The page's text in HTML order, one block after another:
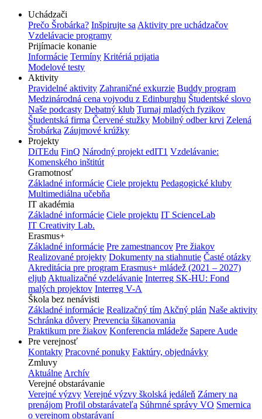
Uchádzači
Prečo Šrobárka? Inšpirujte sa Aktivity pre uchádzačov
Vzdelávacie programy
Prijímacie konanie
Informácie Termíny Kritériá prijatia
Modelové testy
Aktivity
Pravidelné aktivity Zahraničné exkurzie Buddy program
Medzinárodná cena vojvodu z Edinburghu Študentské slovo
Naše podcasty Debatný klub Turnaj mladých fyzikov
Študentská firma Červené stužky Mobilný odber krvi Zelená
Šrobárka Záujmové krúžky
Projekty
DiTEdu FinQ Národný projekt edIT1 Vzdelávanie:
Komenského inštitút
Gramotnosť
Základné informácie Ciele projektu Pedagogické kluby
Multimediálna učebňa
IT akadémia
Základné informácie Ciele projektu IT ScienceLab
IT Creativity Lab.
Erasmus+
Základné informácie Pre zamestnancov Pre žiakov
Realizované projekty Dokumenty na stiahnutie Časté otázky
Akreditácia pre program Erasmus+ mládež (2021 – 2027)
eljub Aktualizačné vzdelávanie Interreg SK-HU: Fond
malých projektov Interreg V-A
Škola bez nenávisti
Základné informácie Realizačný tím Akčný plán Naše aktivity
Schránka dôvery Prevencia šikanovania
Praktikum pre žiakov Konferencia mládeže Sapere Aude
Pre verejnosť
Kontakty Pracovné ponuky Faktúry, objednávky
Zmluvy
Aktuálne Archív
Verejné obstarávanie
Verejné výzvy Verejné výzvy školská jedáleň Zámery na
prenájom Profil obstarávateľa Súhrnné správy VO Smernica
o verejnom obstarávaní